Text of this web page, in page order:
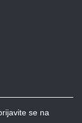
se na